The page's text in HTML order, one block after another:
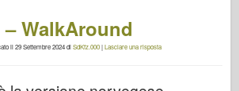
– WalkAround
il29 Settembre 2024diSdKfz.000|Lasciare una risposta